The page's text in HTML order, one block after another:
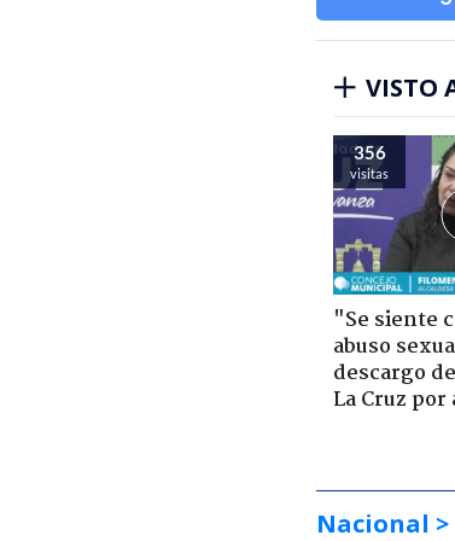
VISTO
356
visitas
"Se siente
abuso
descargo
La Cruz
Nacional